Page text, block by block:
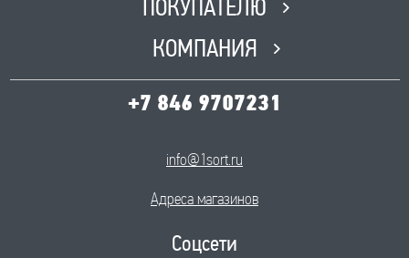
ПОКУПАТЕЛЮ
КОМПАНИЯ
+7 846 9707231
info@1sort.ru
Адреса магазинов
Соцсети